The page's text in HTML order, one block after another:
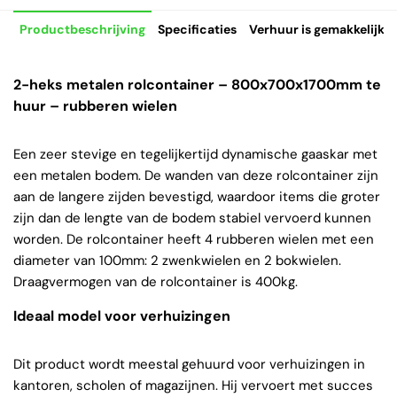
Productbeschrijving Specificaties Verhuur is gemakkelijk
2-heks metalen rolcontainer – 800x700x1700mm te
huur – rubberen wielen
Een zeer stevige en tegelijkertijd dynamische gaaskar met
een metalen bodem. De wanden van deze rolcontainer zijn
aan de langere zijden bevestigd, waardoor items die groter
zijn dan de lengte van de bodem stabiel vervoerd kunnen
worden. De rolcontainer heeft 4 rubberen wielen met een
diameter van 100mm: 2 zwenkwielen en 2 bokwielen.
Draagvermogen van de rolcontainer is 400kg.
Ideaal model voor verhuizingen
Dit product wordt meestal gehuurd voor verhuizingen in
kantoren, scholen of magazijnen. Hij vervoert met succes